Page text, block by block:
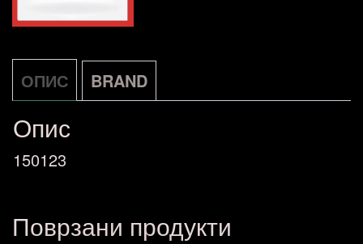
ОПИС BRAND
Опис
150123
Поврзани продукти